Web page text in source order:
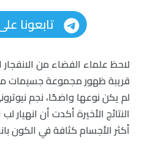
تابعونا
لاحظ علماء الفضاء من
قريبة ظهور مجموعة جسيمات
لم يكن نوعها واضحًا، نجم
النتائج الأخيرة أكدت أن انهيار
أكثر الأجسام كثافة في الكون